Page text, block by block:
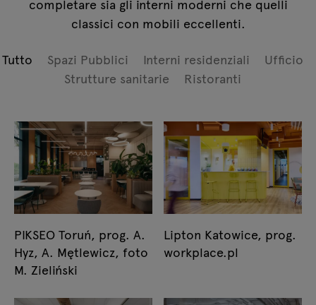
completare sia gli interni moderni che quelli
classici con mobili eccellenti.
Tutto Spazi Pubblici Interni residenziali
Ufficio
Strutture sanitarie
Ristoranti
PIKSEO Toruń, prog. A.
Hyz, A. Mętlewicz, foto
M. Zieliński
Lipton Katowice, prog.
workplace.pl